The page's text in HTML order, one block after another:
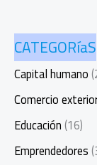
CATEGORíaS
Capital humano
Comercio
Educación(16)
Emprendedores